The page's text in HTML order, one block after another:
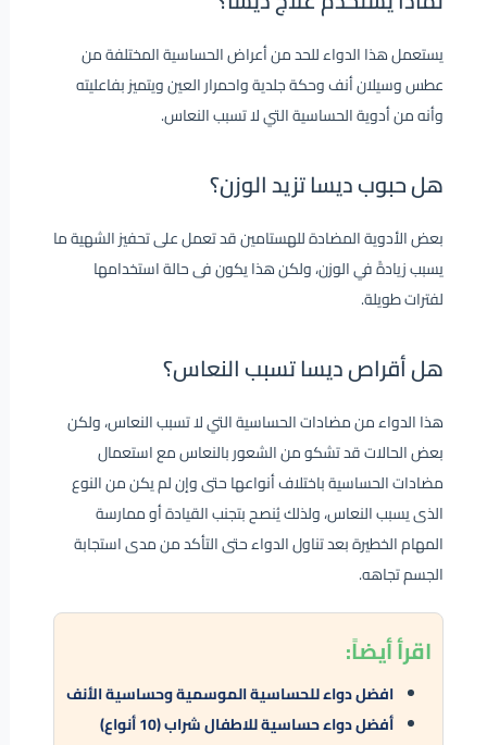
يستعمل هذا الدواء للحد من أعراض الحساسية المختلفة من
عطس وسيلان أنف وحكة جلدية واحمرار العين ويتميز بفاعليته
وأنه من أدوية الحساسية التي لا تسبب النعاس.
هل حبوب ديسا تزيد الوزن؟
بعض الأدوية المضادة للهستامين قد تعمل على تحفيز الشهية ما
يسبب زيادةً في الوزن، ولكن هذا يكون فى حالة استخدامها
لفترات طويلة.
هل أقراص ديسا تسبب النعاس؟
هذا الدواء من مضادات الحساسية التي لا تسبب النعاس، ولكن
بعض الحالات قد تشكو من الشعور بالنعاس مع استعمال
مضادات الحساسية باختلاف أنواعها حتى وإن لم يكن من النوع
الذى يسبب النعاس، ولذلك يُنصح بتجنب القيادة أو ممارسة
المهام الخطيرة بعد تناول الدواء حتى التأكد من مدى استجابة
الجسم تجاهه.
اقرأ أيضاً:
افضل دواء للحساسية الموسمية وحساسية الأنف
أفضل دواء حساسية للاطفال شراب (10 أنواع)